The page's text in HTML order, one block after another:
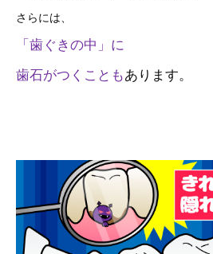
さらには、
「歯ぐきの中」に
歯石がつくこともあります。